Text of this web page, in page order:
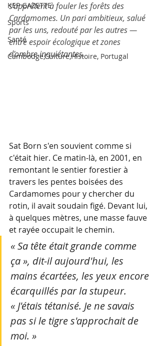
KEP GAZETTE
Sports
Santé
Cambodge,Culture,Histoire, Portugal
s'apprêtent à fouler les forêts des
Cardamomes. Un pari ambitieux, salué
par les uns, redouté par les autres —
entre espoir écologique et zones
d'ombre inquiétantes.
Sat Born s'en souvient comme si
c'était hier. Ce matin-là, en 2001, en
remontant le sentier forestier à
travers les pentes boisées des
Cardamomes pour y chercher du
rotin, il avait soudain figé. Devant lui,
à quelques mètres, une masse fauve
et rayée occupait le chemin.
« Sa tête était grande comme
ça », dit-il aujourd'hui, les
mains écartées, les yeux encore
écarquillés par la stupeur.
« J'étais tétanisé. Je ne savais
pas si le tigre s'approchait de
moi. »